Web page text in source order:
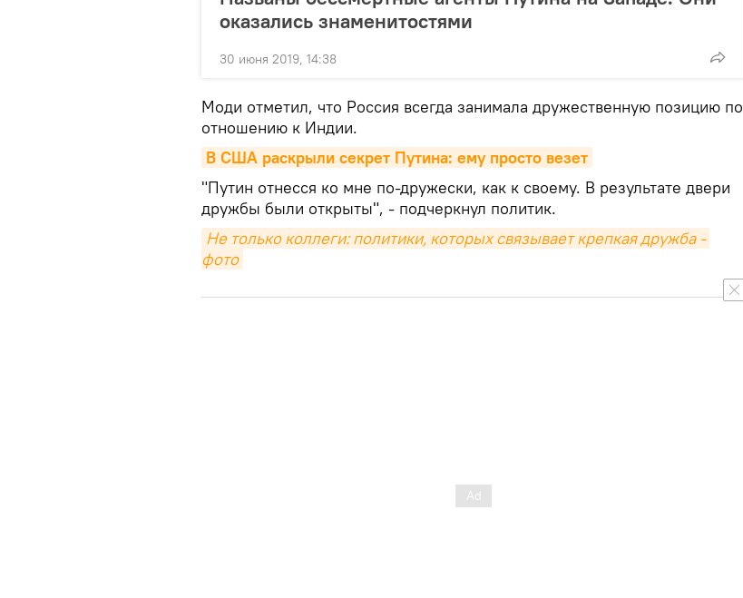
оказались знаменитостями
30 июня 2019, 14:38
Моди отметил, что Россия всегда занимала дружественную позицию по
отношению к Индии.
В США раскрыли секрет Путина: ему просто везет
"Путин отнесся ко мне по-дружески, как к своему. В результате двери
дружбы были открыты", - подчеркнул политик.
Не только коллеги: политики, которых связывает крепкая дружба -
фото